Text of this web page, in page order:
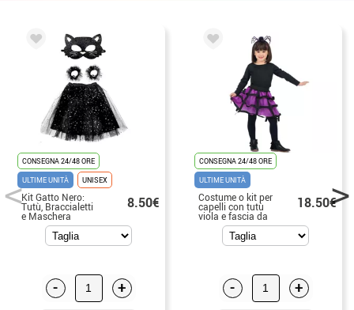
CONSEGNA 24/48 ORE
ULTIME UNITÀ
UNISEX
Kit Gatto Nero:
Tutù, Braccialetti
e Maschera
8.50€
- +
CONSEGNA 24/48 ORE
ULTIME UNITÀ
Costume o kit per
capelli con tutù
viola e fascia da
ragno per ragazza
18.50€
- +